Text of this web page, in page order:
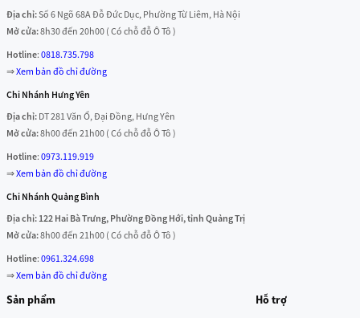
Địa chỉ:Số 6 Ngõ 68A Đỗ Đức Dục, Phường Từ Liêm, Hà Nội
Mở cửa:8h30 đến 20h00 ( Có chỗ đỗ Ô Tô )
Hotline: 0818.735.798
⇒Xem bản đồ chỉ đường
Chi Nhánh Hưng Yên
Địa chỉ: DT 281 Văn Ổ, Đại Đồng, Hưng Yên
Mở cửa:8h00 đến 21h00 ( Có chỗ đỗ Ô Tô )
Hotline: 0973.119.919
⇒Xem bản đồ chỉ đường
Chi Nhánh Quảng Bình
Địa chỉ: 122 Hai Bà Trưng, Phường Đồng Hới, tỉnh Quảng Trị
Mở cửa:8h00 đến 21h00 ( Có chỗ đỗ Ô Tô )
Hotline: 0961.324.698
⇒Xem bản đồ chỉ đường
Sản phẩm Hỗ trợ